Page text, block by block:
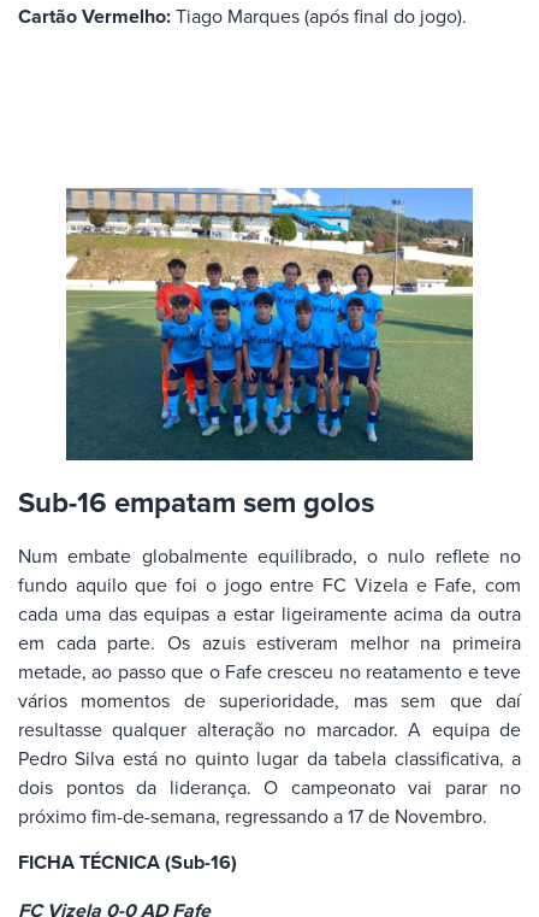
Cartão Vermelho:Tiago Marques (após final do jogo).
Sub-16 empatam sem golos
Num embate globalmente equilibrado, o nulo reflete no
fundo aquilo que foi o jogo entre FC Vizela e Fafe, com
cada uma das equipas a estar ligeiramente acima da outra
em cada parte. Os azuis estiveram melhor na primeira
metade, ao passo que o Fafe cresceu no reatamento e teve
vários momentos de superioridade, mas sem que daí
resultasse qualquer alteração no marcador. A equipa de
Pedro Silva está no quinto lugar da tabela classificativa, a
dois pontos da liderança. O campeonato vai parar no
próximo fim-de-semana, regressando a 17 de Novembro.
FICHA TÉCNICA (Sub-16)
FC Vizela 0-0 AD Fafe